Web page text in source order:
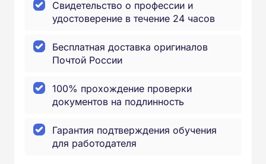
Свидетельство о профессии и
удостоверение в течение 24 часов
Бесплатная доставка оригиналов
Почтой России
100% прохождение проверки
документов на подлинность
Гарантия подтверждения обучения
для работодателя